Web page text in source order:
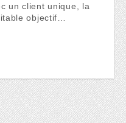
un client unique, la
objectif…